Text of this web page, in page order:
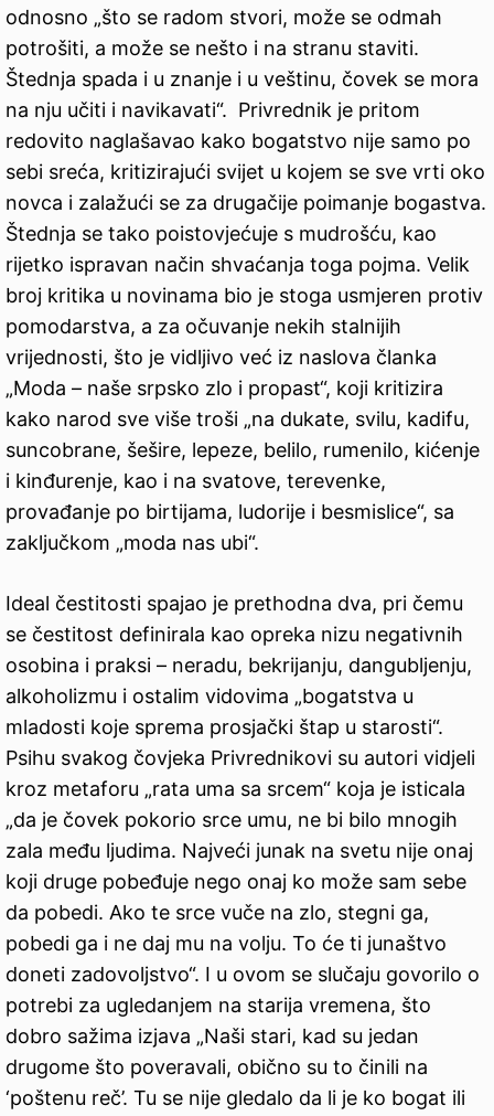
odnosno „što se radom stvori, može se odmah
potrošiti, a može se nešto i na stranu staviti.
Štednja spada i u znanje i u veštinu, čovek se mora
na nju učiti i navikavati“. Privrednik je pritom
redovito naglašavao kako bogatstvo nije samo po
sebi sreća, kritizirajući svijet u kojem se sve vrti oko
novca i zalažući se za drugačije poimanje bogastva.
Štednja se tako poistovjećuje s mudrošću, kao
rijetko ispravan način shvaćanja toga pojma. Velik
broj kritika u novinama bio je stoga usmjeren protiv
pomodarstva, a za očuvanje nekih stalnijih
vrijednosti, što je vidljivo već iz naslova članka
„Moda – naše srpsko zlo i propast“, koji kritizira
kako narod sve više troši „na dukate, svilu, kadifu,
suncobrane, šešire, lepeze, belilo, rumenilo, kićenje
i kinđurenje, kao i na svatove, terevenke,
provađanje po birtijama, ludorije i besmislice“, sa
zaključkom „moda nas ubi“.
Ideal čestitosti spajao je prethodna dva, pri čemu
se čestitost definirala kao opreka nizu negativnih
osobina i praksi – neradu, bekrijanju, dangubljenju,
alkoholizmu i ostalim vidovima „bogatstva u
mladosti koje sprema prosjački štap u starosti“.
Psihu svakog čovjeka Privrednikovi su autori vidjeli
kroz metaforu „rata uma sa srcem“ koja je isticala
„da je čovek pokorio srce umu, ne bi bilo mnogih
zala među ljudima. Najveći junak na svetu nije onaj
koji druge pobeđuje nego onaj ko može sam sebe
da pobedi. Ako te srce vuče na zlo, stegni ga,
pobedi ga i ne daj mu na volju. To će ti junaštvo
doneti zadovoljstvo“. I u ovom se slučaju govorilo o
potrebi za ugledanjem na starija vremena, što
dobro sažima izjava „Naši stari, kad su jedan
drugome što poveravali, obično su to činili na
‘poštenu reč’. Tu se nije gledalo da li je ko bogat ili